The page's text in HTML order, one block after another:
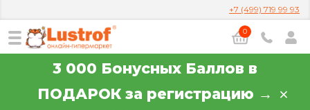
+7 (499) 719 99 93
0
3 000 Бонусных Баллов в
ПОДАРОК за регистрацию →